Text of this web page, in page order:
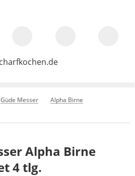
Güde Messer
Alpha Birne
Alpha Birne
4 tlg.